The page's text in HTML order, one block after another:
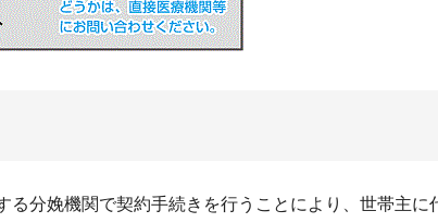
分娩機関で契約手続きを行うことにより、世帯主